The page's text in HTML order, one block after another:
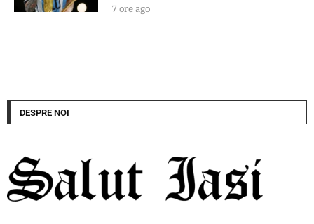
7 ore ago
DESPRE NOI